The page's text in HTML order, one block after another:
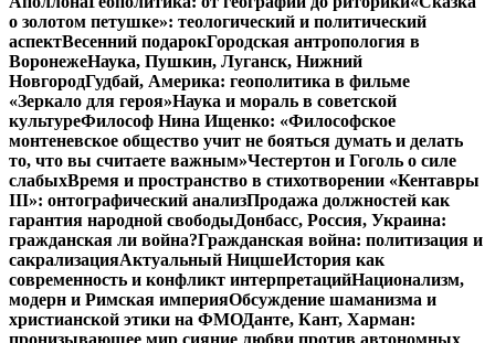
о золотом петушке»: теологический и политический
аспектВесенний подарокГородская антропология в
ВоронежеНаука, Пушкин, Луганск, Нижний
НовгородГудбай, Америка: геополитика в фильме
«Зеркало для героя»Наука и мораль в советской
культуреФилософ Нина Ищенко: «Философское
монтеневское общество учит не бояться думать и делать
то, что вы считаете важным»Честертон и Гоголь о силе
слабыхВремя и пространство в стихотворении «Кентавры
III»: онтографический анализПродажа должностей как
гарантия народной свободыДонбасс, Россия, Украина:
гражданская ли война?Гражданская война: политизация и
сакрализацияАктуальный НицшеИстория как
современность и конфликт интерпретацийНационализм,
модерн и Римская империяОбсуждение шаманизма и
христианской этики на ФМОДанте, Кант, Харман: